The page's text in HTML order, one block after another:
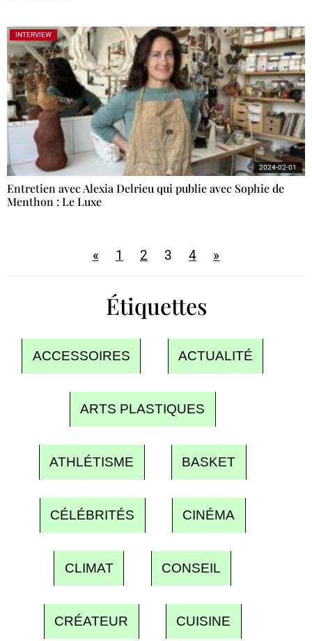
INTERVIEW
Entretien avec Alexia Delrieu qui publie avec Sophie de
Menthon : Le Luxe
2024-02-01
« 1 2 3 4 »
Étiquettes
ACCESSOIRES ACTUALITÉ
ARTS PLASTIQUES
ATHLÉTISME BASKET
CÉLÉBRITÉS CINÉMA
CLIMAT CONSEIL
CRÉATEUR CUISINE